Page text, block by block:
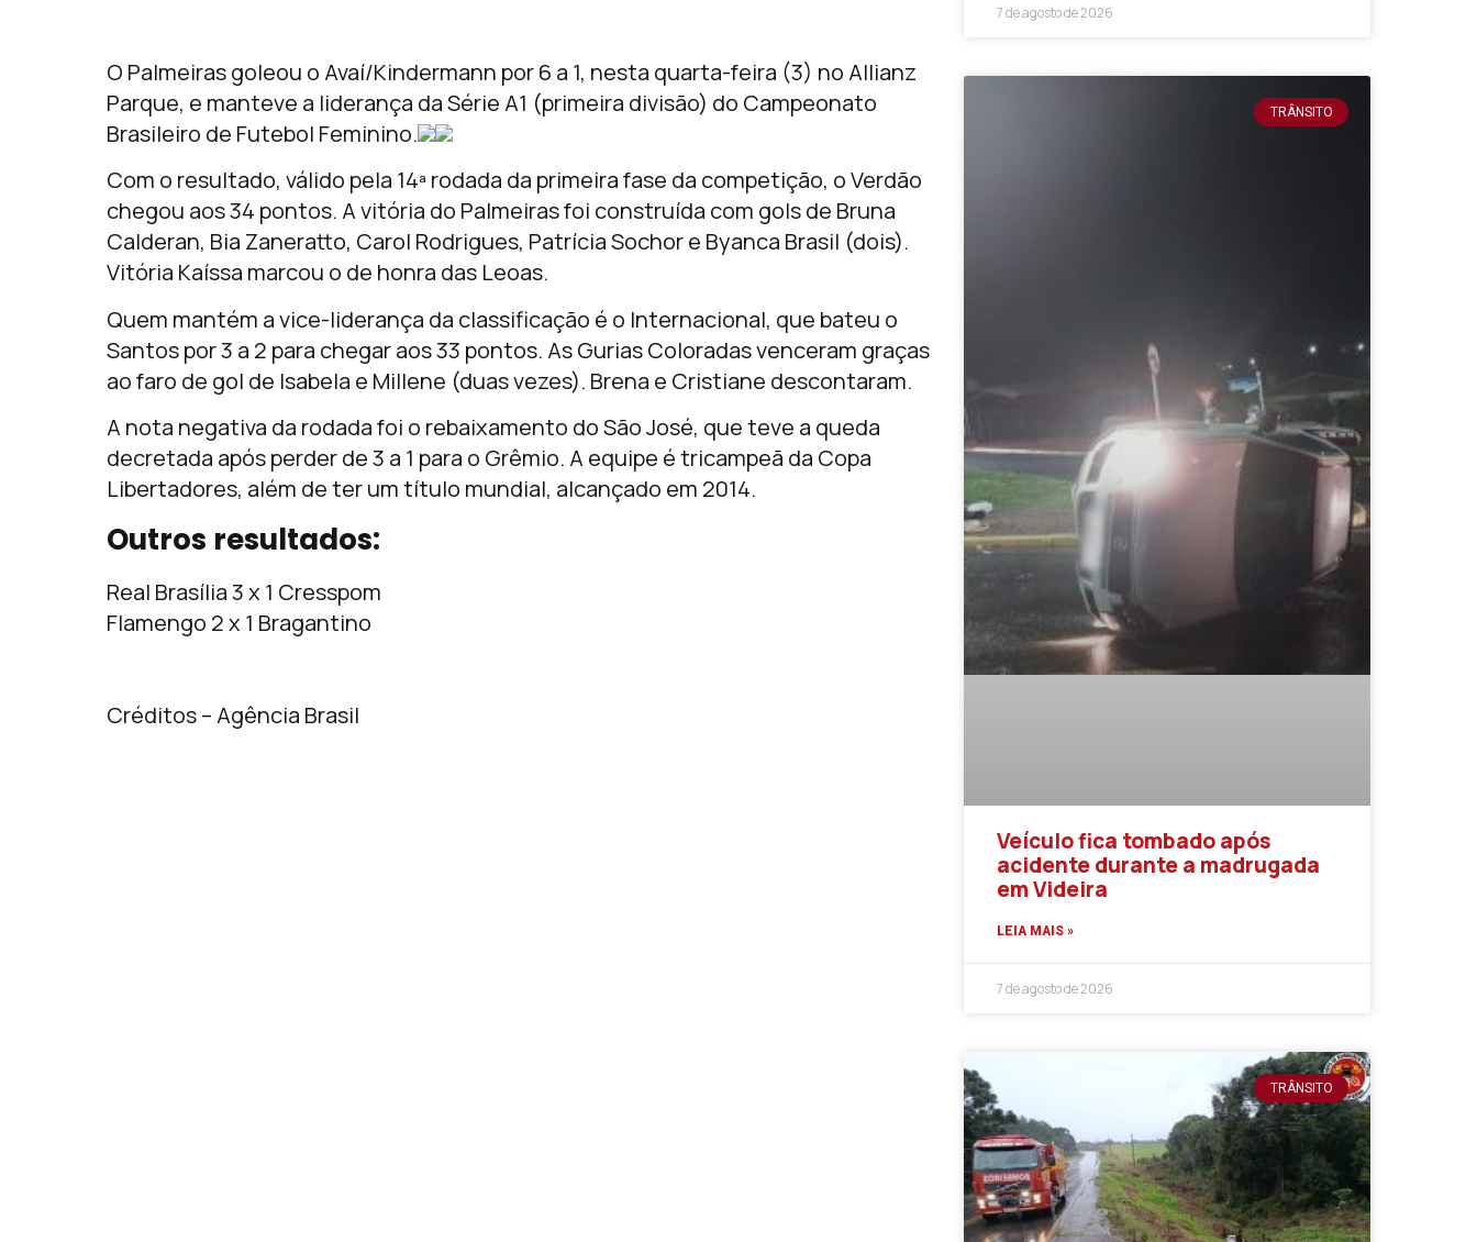
O Palmeiras goleou o Avaí/Kindermann por 6 a 1, nesta quarta-feira (3) no Allianz
Parque, e manteve a liderança da Série A1 (primeira divisão) do Campeonato
Brasileiro de Futebol Feminino.
Com o resultado, válido pela 14ª rodada da primeira fase da competição, o Verdão
chegou aos 34 pontos. A vitória do Palmeiras foi construída com gols de Bruna
Calderan, Bia Zaneratto, Carol Rodrigues, Patrícia Sochor e Byanca Brasil (dois).
Vitória Kaíssa marcou o de honra das Leoas.
Quem mantém a vice-liderança da classificação é o Internacional, que bateu o
Santos por 3 a 2 para chegar aos 33 pontos. As Gurias Coloradas venceram graças
ao faro de gol de Isabela e Millene (duas vezes). Brena e Cristiane descontaram.
A nota negativa da rodada foi o rebaixamento do São José, que teve a queda
decretada após perder de 3 a 1 para o Grêmio. A equipe é tricampeã da Copa
Libertadores, além de ter um título mundial, alcançado em 2014.
Outros resultados:
Real Brasília 3 x 1 Cresspom
Flamengo 2 x 1 Bragantino
Créditos – Agência Brasil
7 de agosto de 2026
TRÂNSITO
Veículo fica tombado após
acidente durante a madrugada
em Videira
LEIA MAIS »
7 de agosto de 2026
TRÂNSITO